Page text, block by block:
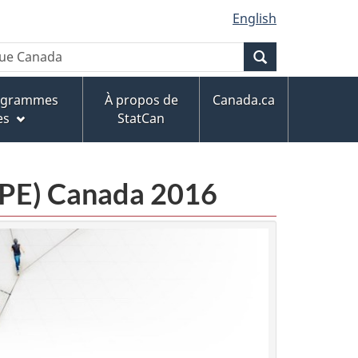
English
À propos de
StatCan
Canada.ca
Canada 2016